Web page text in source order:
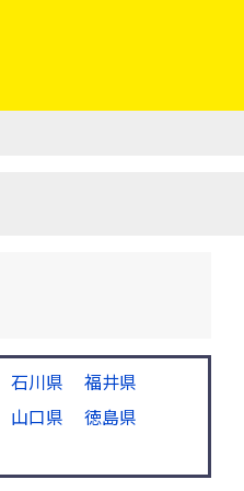
石川県
福井県
山口県
徳島県